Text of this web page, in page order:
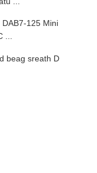
DAB7-125 Mini
...
beag sreath D